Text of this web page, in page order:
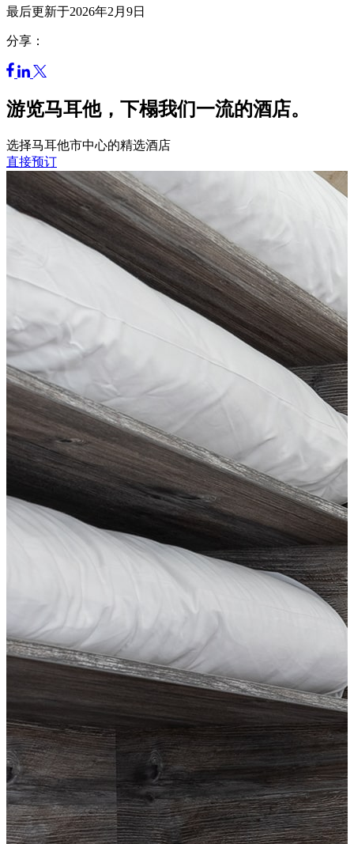
最后更新于2026年2月9日
分享：
游览马耳他，下榻我们一流的酒店。
选择马耳他市中心的精选酒店
直接预订